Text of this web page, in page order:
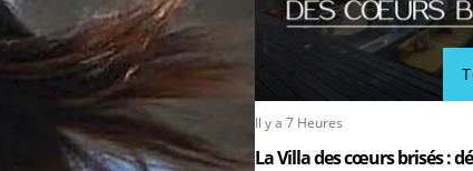
Il y a 7 Heures
La Villa des cœurs brisés :